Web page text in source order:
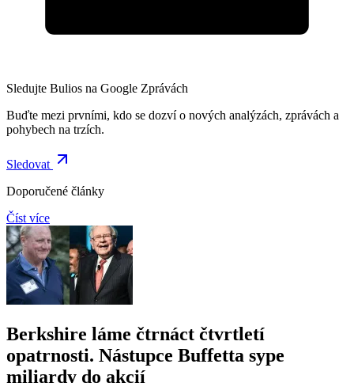
Sledujte Bulios na Google Zprávách
Buďte mezi prvními, kdo se dozví o nových analýzách, zprávách a
pohybech na trzích.
Sledovat
Doporučené články
Číst více
Berkshire láme čtrnáct čtvrtletí
opatrnosti. Nástupce Buffetta sype
miliardy do akcií